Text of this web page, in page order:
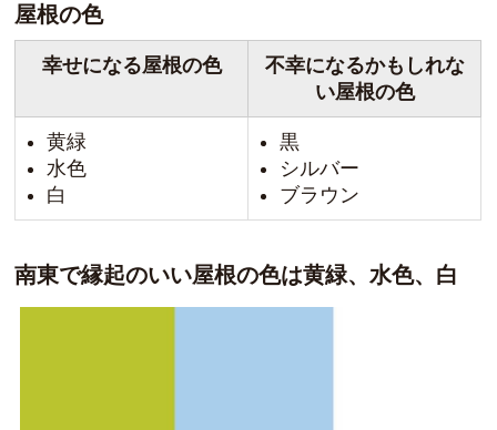
屋根の色
幸せになる屋根の色
不幸になるかもしれな
い屋根の色
黄緑
水色
白
黒
シルバー
ブラウン
南東で縁起のいい屋根の色は黄緑、水色、白